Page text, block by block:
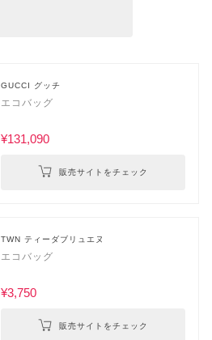
GUCCI グッチ
エコバッグ
¥131,090
販売サイトをチェック
TWN ティーダブリュエヌ
エコバッグ
¥3,750
販売サイトをチェック